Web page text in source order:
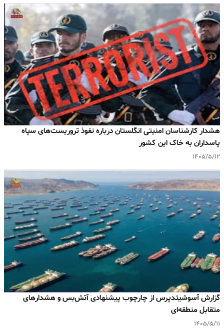
هشدار کارشناسان امنیتی انگلستان درباره نفوذ تروریست‌های سپاه
پاسداران به خاک این کشور
۱۴۰۵/۵/۱۲
گزارش آسوشیتدپرس از چارچوب پیشنهادی آتش‌بس و هشدارهای
متقابل منطقه‌ای
۱۴۰۵/۵/۱۱